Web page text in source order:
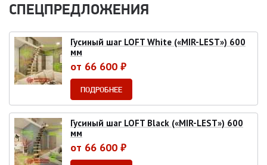
СПЕЦПРЕДЛОЖЕНИЯ
Гусиный шаг LOFT White («MIR-LEST») 600
мм
от 66 600 ₽
ПОДРОБНЕЕ
Гусиный шаг LOFT Black («MIR-LEST») 600
мм
от 66 600 ₽